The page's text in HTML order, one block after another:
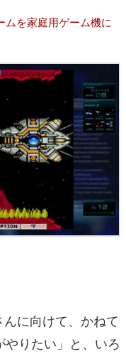
を家庭用ゲーム機に
に向けて、かねて
りたい」と、いろ